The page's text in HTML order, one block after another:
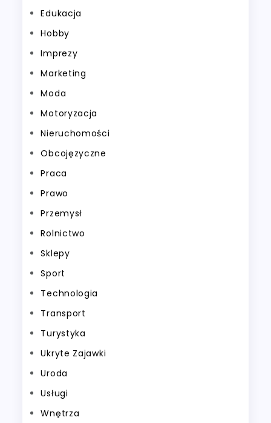
Edukacja
Hobby
Imprezy
Marketing
Moda
Motoryzacja
Nieruchomości
Obcojęzyczne
Praca
Prawo
Przemysł
Rolnictwo
Sklepy
Sport
Technologia
Transport
Turystyka
Ukryte Zajawki
Uroda
Usługi
Wnętrza